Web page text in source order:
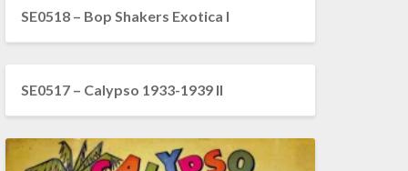
SE0518 – Bop Shakers Exotica I
SE0517 – Calypso 1933-1939 II